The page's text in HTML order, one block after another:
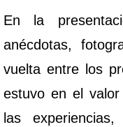
En la
anécdotas,
vuelta entre los
estuvo en el
las